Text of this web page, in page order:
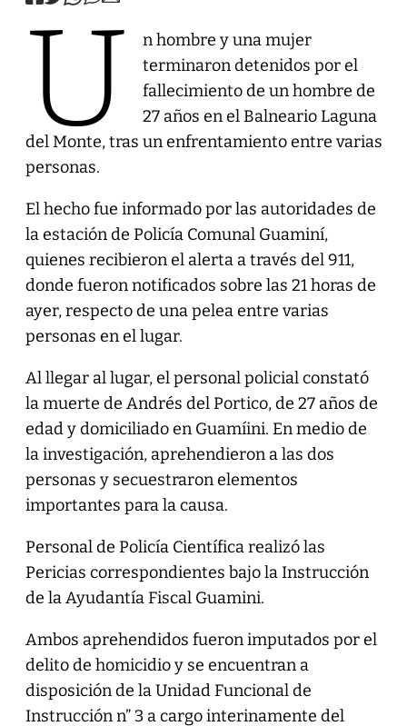
U
n hombre y una mujer
terminaron detenidos por el
fallecimiento de un hombre de
27 años en el Balneario Laguna
del Monte, tras un enfrentamiento entre varias
personas.
El hecho fue informado por las autoridades de
la estación de Policía Comunal Guaminí,
quienes recibieron el alerta a través del 911,
donde fueron notificados sobre las 21 horas de
ayer, respecto de una pelea entre varias
personas en el lugar.
Al llegar al lugar, el personal policial constató
la muerte de Andrés del Portico, de 27 años de
edad y domiciliado en Guamíini. En medio de
la investigación, aprehendieron a las dos
personas y secuestraron elementos
importantes para la causa.
Personal de Policía Científica realizó las
Pericias correspondientes bajo la Instrucción
de la Ayudantía Fiscal Guamini.
Ambos aprehendidos fueron imputados por el
delito de homicidio y se encuentran a
disposición de la Unidad Funcional de
Instrucción n” 3 a cargo interinamente del